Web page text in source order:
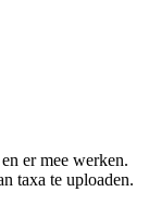
er mee werken.
taxa te uploaden.